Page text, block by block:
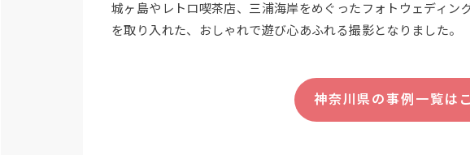
城ヶ島やレトロ喫茶店、三浦海岸をめぐったフォトウェディン
を取り入れた、おしゃれで遊び心あふれる撮影となりました。
神奈川県の事例一覧は